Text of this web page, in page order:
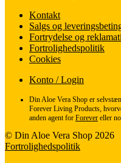
Kontakt
Salgs og
Fortrydelse og
Fortrolighedspolitik
Cookies
Konto / Login
Din Aloe Vera Shop er
Forever Living Products,
anden agent for Forever eller
© Din Aloe Vera Shop 2026
Fortrolighedspolitik